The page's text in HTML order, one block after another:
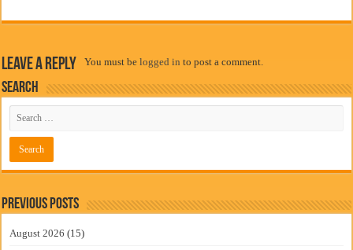
Leave a Reply You must belogged in to post a comment.
Search
Previous Posts
August 2026 (15)